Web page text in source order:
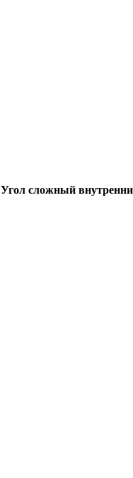
Угол сложный